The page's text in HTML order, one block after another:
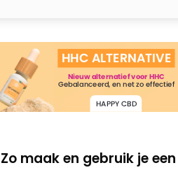
Zo maak je zelf
Dit zijn 7 mogelijke
Zo maak je zelf